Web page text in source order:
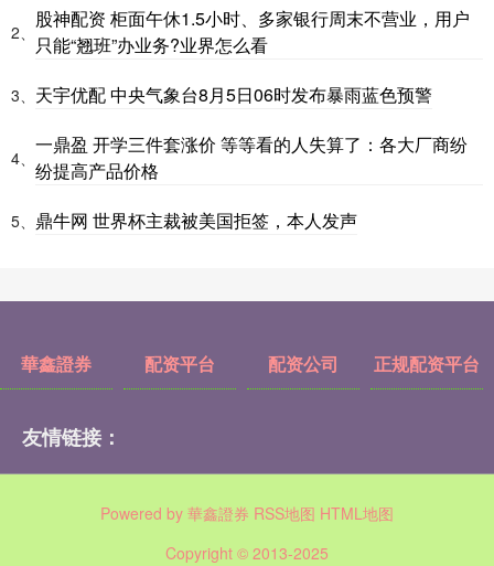
2、
股神配资 柜面午休1.5小时、多家银行周末不营业，用户
只能“翘班”办业务?业界怎么看
3、 天宇优配 中央气象台8月5日06时发布暴雨蓝色预警
4、
一鼎盈 开学三件套涨价 等等看的人失算了：各大厂商纷
纷提高产品价格
5、 鼎牛网 世界杯主裁被美国拒签，本人发声
華鑫證券 配资平台 配资公司 正规配资平台
友情链接：
Powered by 華鑫證券 RSS地图 HTML地图
Copyright © 2013-2025